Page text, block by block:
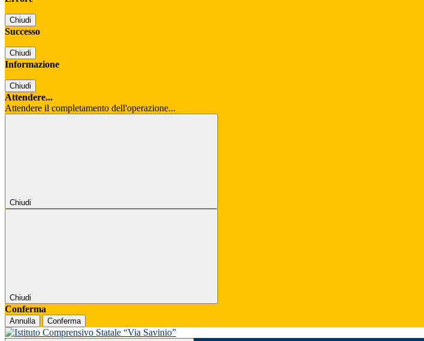
Chiudi
Successo
Chiudi
Informazione
Chiudi
Attendere...
Attendere il completamento dell'operazione...
Chiudi
Chiudi
Conferma
Annulla Conferma